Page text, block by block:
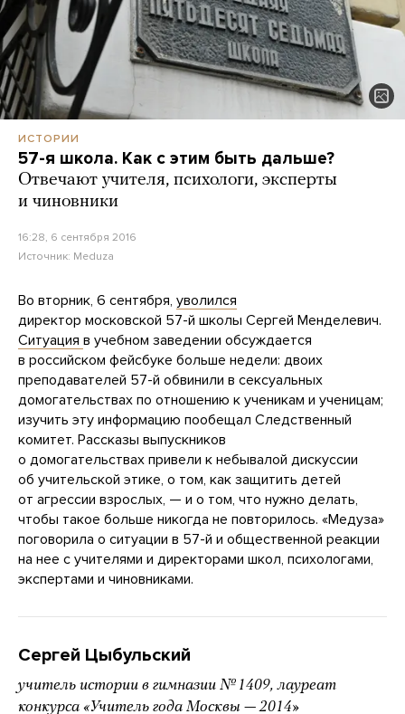
ИСТОРИИ
57-я школа. Как с этим быть дальше?
Отвечают учителя, психологи, эксперты
и чиновники
16:28, 6 сентября 2016
Источник: Meduza
Во вторник, 6 сентября, уволился
директор московской 57-й школы Сергей Менделевич.
Ситуация в учебном заведении обсуждается
в российском фейсбуке больше недели: двоих
преподавателей 57-й обвинили в сексуальных
домогательствах по отношению к ученикам и ученицам;
изучить эту информацию пообещал Следственный
комитет. Рассказы выпускников
о домогательствах привели к небывалой дискуссии
об учительской этике, о том, как защитить детей
от агрессии взрослых, — и о том, что нужно делать,
чтобы такое больше никогда не повторилось. «Медуза»
поговорила о ситуации в 57-й и общественной реакции
на нее с учителями и директорами школ, психологами,
экспертами и чиновниками.
Сергей Цыбульский
учитель истории в гимназии № 1409, лауреат
конкурса «Учитель года Москвы — 2014»